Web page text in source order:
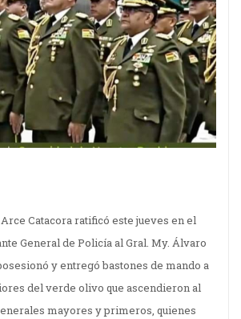
Catacora ratificó este jueves en el
General de Policía al Gral. My. Álvaro
y entregó bastones de mando a
del verde olivo que ascendieron al
mayores y primeros, quienes